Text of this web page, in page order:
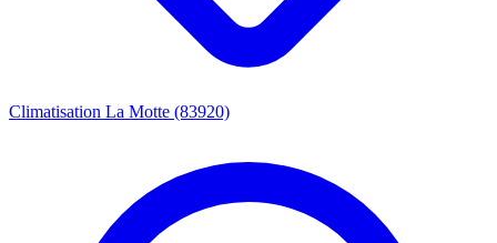
Climatisation La Motte (83920)